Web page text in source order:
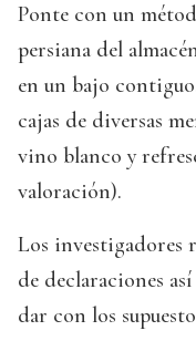
Ponte con un
persiana del
en un bajo
cajas de diversas
vino blanco y
valoración).
Los investigadores
de declaraciones
dar con los